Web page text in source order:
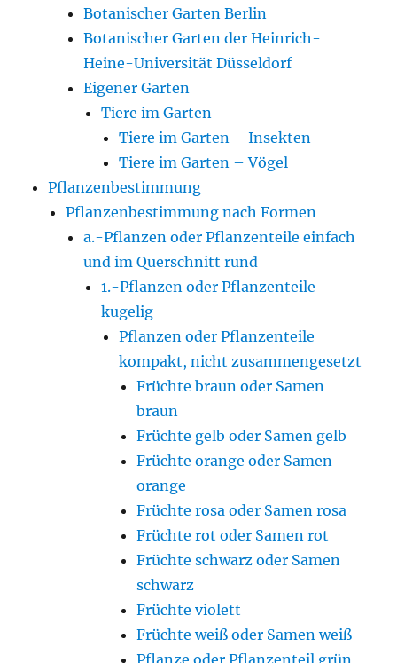
Botanischer Garten Berlin
Botanischer Garten der Heinrich-
Heine-Universität Düsseldorf
Eigener Garten
Tiere im Garten
Tiere im Garten – Insekten
Tiere im Garten – Vögel
Pflanzenbestimmung
Pflanzenbestimmung nach Formen
a.-Pflanzen oder Pflanzenteile einfach
und im Querschnitt rund
1.-Pflanzen oder Pflanzenteile
kugelig
Pflanzen oder Pflanzenteile
kompakt, nicht zusammengesetzt
Früchte braun oder Samen
braun
Früchte gelb oder Samen gelb
Früchte orange oder Samen
orange
Früchte rosa oder Samen rosa
Früchte rot oder Samen rot
Früchte schwarz oder Samen
schwarz
Früchte violett
Früchte weiß oder Samen weiß
Pflanze oder Pflanzenteil grün